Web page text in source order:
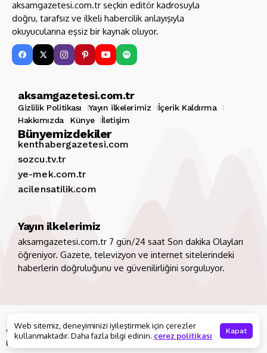
aksamgazetesi.com.tr seçkin editör kadrosuyla
doğru, tarafsız ve ilkeli habercilik anlayışıyla
okuyucularına eşsiz bir kaynak oluyor.
aksamgazetesi.com.tr
Gizlilik Politikası Yayın ilkelerimiz
İçerik Kaldırma
Hakkımızda
Künye İletişim
Bünyemizdekiler
kenthabergazetesi.com
sozcu.tv.tr
ye-mek.com.tr
acilensatilik.com
Yayın ilkelerimiz
aksamgazetesi.com.tr 7 gün/24 saat Son dakika Olayları
öğreniyor. Gazete, televizyon ve internet sitelerindeki
haberlerin doğruluğunu ve güvenilirliğini sorguluyor.
Gizlilik Politikası Yayın ilkelerimiz
İçerik Kaldırma
Hakkımızda
Web sitemiz, deneyiminizi iyileştirmek için çerezler
kullanmaktadır. Daha fazla bilgi edinin. çerez politikası Kapat